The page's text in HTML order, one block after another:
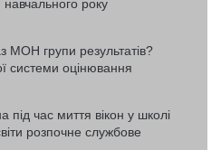
року
МОН групи результатів?
системи оцінювання
під час миття вікон у школі
розпочне службове